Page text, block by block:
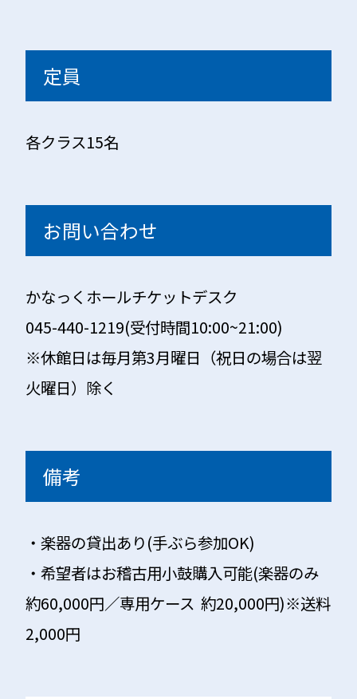
定員
各クラス15名
お問い合わせ
かなっくホールチケットデスク
045-440-1219(受付時間10:00~21:00)
※休館日は毎月第3月曜日（祝日の場合は翌
火曜日）除く
備考
・楽器の貸出あり(手ぶら参加OK)
・希望者はお稽古用小鼓購入可能(楽器のみ
約60,000円／専用ケース 約20,000円)※送料
2,000円